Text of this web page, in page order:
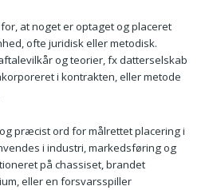
for, at noget er optaget og placeret
ofte juridisk eller metodisk.
og teorier, fx datterselskab
i kontrakten, eller metode
præcist ord for målrettet placering i
i industri, markedsføring og
på chassiset, brandet
eller en forsvarsspiller